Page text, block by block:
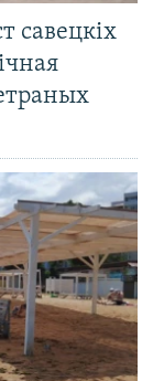
савецкіх